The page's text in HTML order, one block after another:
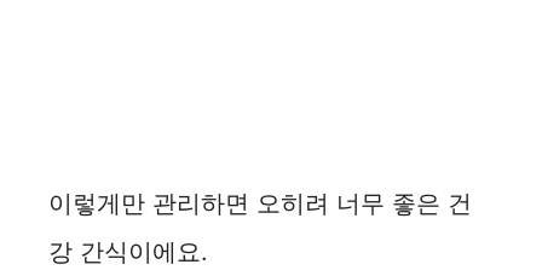
이렇게만 관리하면 오히려 너무 좋은 건
강 간식이에요.